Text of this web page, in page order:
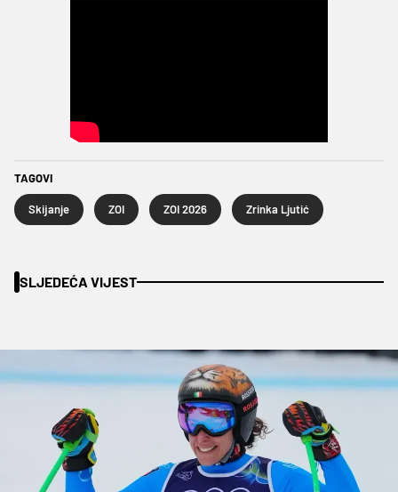
TAGOVI
Skijanje ZOI ZOI 2026 Zrinka Ljutić
SLJEDEĆA VIJEST